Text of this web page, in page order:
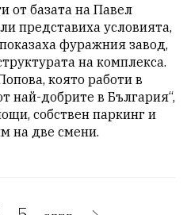
от базата на Павел
представиха условията,
фуражния завод,
на комплекса.
която работи в
най-добрите в България“,
собствен паркинг и
на две смени.